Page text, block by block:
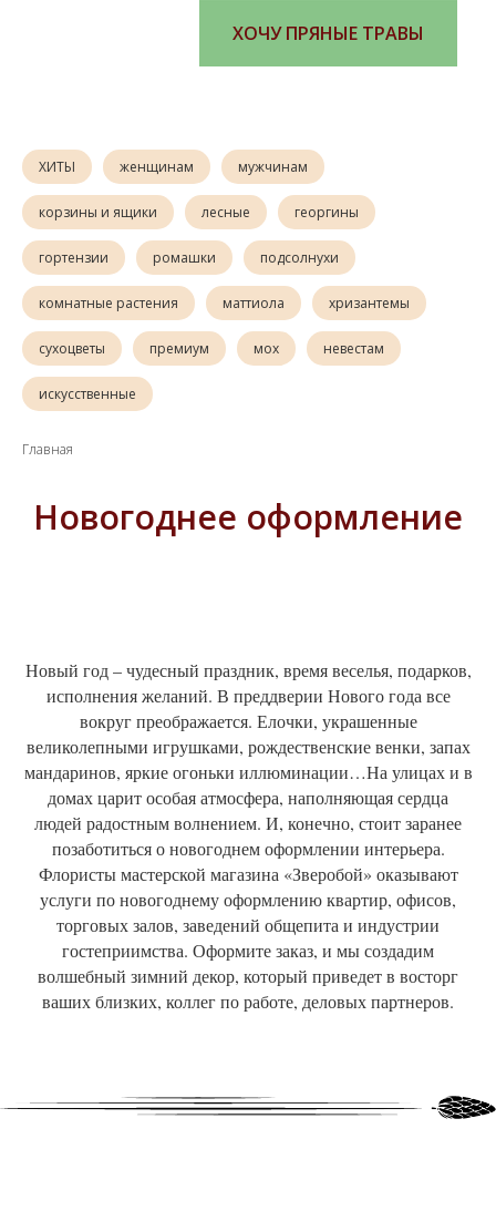
ХОЧУ ПРЯНЫЕ ТРАВЫ
ХИТЫ женщинам мужчинам
корзины и ящики лесные георгины
гортензии ромашки подсолнухи
комнатные растения маттиола хризантемы
сухоцветы премиум мох невестам
искусственные
Главная
Новогоднее оформление
Новый год – чудесный праздник, время веселья, подарков,
исполнения желаний. В преддверии Нового года все
вокруг преображается. Елочки, украшенные
великолепными игрушками, рождественские венки, запах
мандаринов, яркие огоньки иллюминации…На улицах и в
домах царит особая атмосфера, наполняющая сердца
людей радостным волнением. И, конечно, стоит заранее
позаботиться о новогоднем оформлении интерьера.
Флористы мастерской магазина «Зверобой» оказывают
услуги по новогоднему оформлению квартир, офисов,
торговых залов, заведений общепита и индустрии
гостеприимства. Оформите заказ, и мы создадим
волшебный зимний декор, который приведет в восторг
ваших близких, коллег по работе, деловых партнеров.